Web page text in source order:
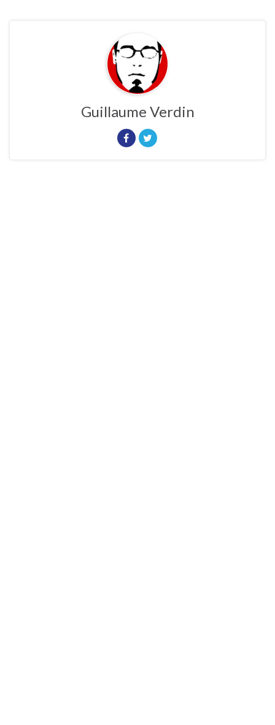
Guillaume Verdin